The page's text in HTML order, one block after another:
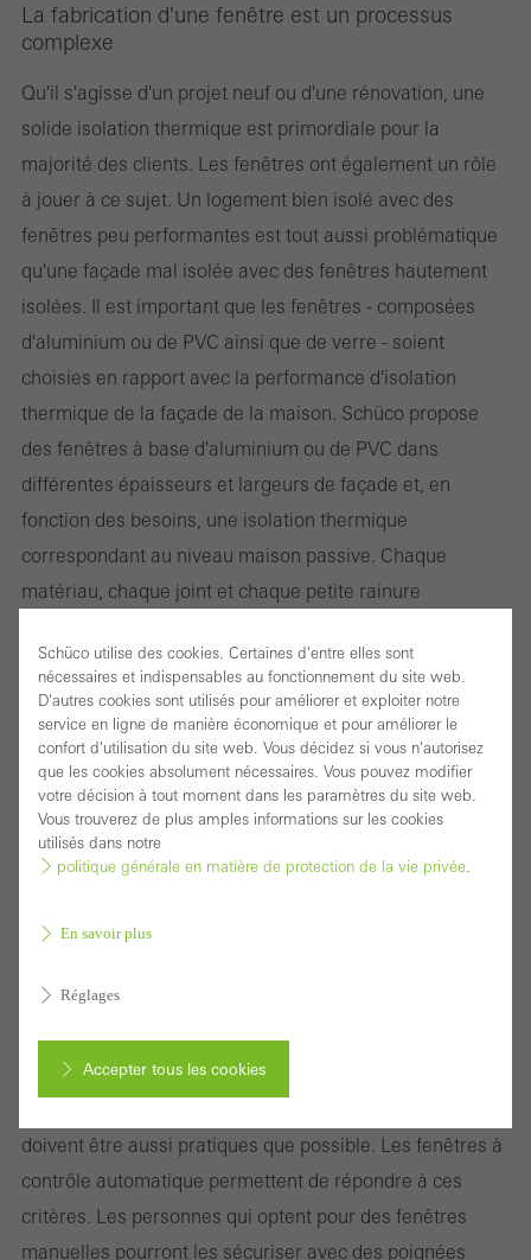
La fabrication d'une fenêtre est un processus
complexe
Qu'il s'agisse d'un projet neuf ou d'une rénovation, une
solide isolation thermique est primordiale pour la
majorité des clients. Les fenêtres ont également un rôle
à jouer à ce sujet. Un logement bien isolé avec des
fenêtres peu performantes est tout aussi problématique
qu'une façade mal isolée avec des fenêtres hautement
isolées. Il est important que les fenêtres - composées
d'aluminium ou de PVC ainsi que de verre - soient
choisies en rapport avec la performance d'isolation
thermique de la façade de la maison. Schüco propose
des fenêtres à base d'aluminium ou de PVC dans
différentes épaisseurs et largeurs de façade et, en
fonction des besoins, une isolation thermique
correspondant au niveau maison passive. Chaque
matériau, chaque joint et chaque petite rainure
de développement continu et sophistiqué.
Les fonctionnalités des fenêtres sont plus
Une maison bien conçue répond aux besoins immédiats
doivent être aussi pratiques que possible. Les fenêtres à
contrôle automatique permettent de répondre à ces
critères. Les personnes qui optent pour des fenêtres
manuelles pourront les sécuriser avec des poignées
Schüco utilise des cookies. Certaines d'entre elles sont
nécessaires et indispensables au fonctionnement du site web.
D'autres cookies sont utilisés pour améliorer et exploiter notre
service en ligne de manière économique et pour améliorer le
confort d'utilisation du site web. Vous décidez si vous n'autorisez
que les cookies absolument nécessaires. Vous pouvez modifier
votre décision à tout moment dans les paramètres du site web.
Vous trouverez de plus amples informations sur les cookies
utilisés dans notre
politique générale en matière de protection de la vie privée
En savoir plus
Réglages
Accepter tous les cookies
Annuler